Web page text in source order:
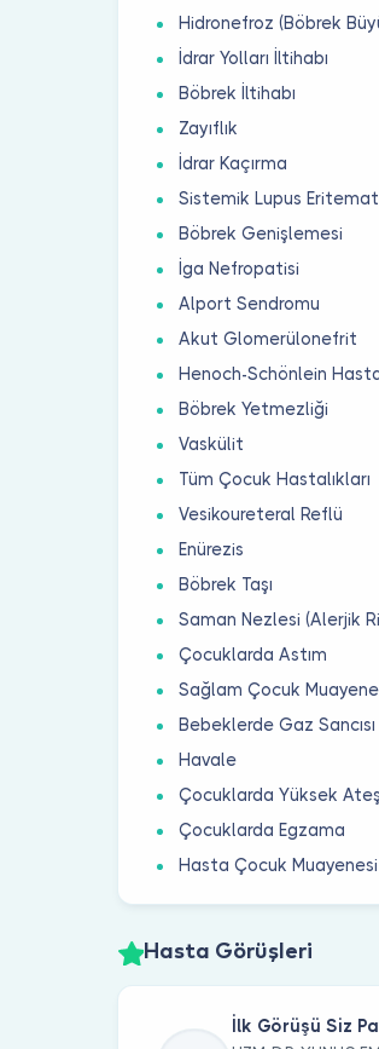
Hidronefroz (Böbrek
İdrar Yolları İltihabı
Böbrek İltihabı
Zayıflık
İdrar Kaçırma
Sistemik Lupus
Böbrek Genişlemesi
İga Nefropatisi
Alport Sendromu
Akut Glomerülonefrit
Henoch-Schönlein
Böbrek Yetmezliği
Vaskülit
Tüm Çocuk Hastalıkları
Vesikoureteral Reflü
Enürezis
Böbrek Taşı
Saman Nezlesi (Alerjik
Çocuklarda Astım
Sağlam Çocuk Muayene
Bebeklerde Gaz
Havale
Çocuklarda Yüksek Ateş
Çocuklarda Egzama
Hasta Çocuk Muayenesi
Hasta Görüşleri
İlk Görüşü Siz